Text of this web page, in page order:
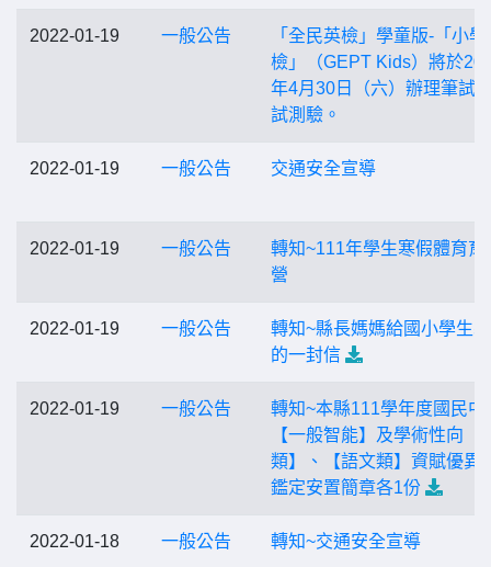
2022-01-19 一般公告
「全民英檢」學童版-「小學
檢」（GEPT Kids）將於
年4月30日（六）辦理筆試
試測驗。
2022-01-19 一般公告 交通安全宣導
2022-01-19 一般公告
轉知~111年學生寒假體育育
營
2022-01-19 一般公告
轉知~縣長媽媽給國小學生
的一封信
2022-01-19 一般公告
轉知~本縣111學年度國民中
【一般智能】及學術性向【
類】、【語文類】資賦優異
鑑定安置簡章各1份
2022-01-18 一般公告 轉知~交通安全宣導